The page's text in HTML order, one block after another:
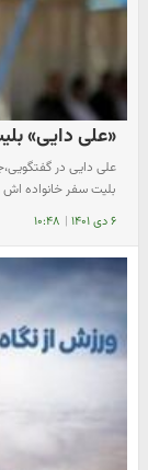
«علی دایی»
علی دایی در
بلیت سفر خانواده اش
۶ دی ۱۴۰۱ | ۱۰:۴۸